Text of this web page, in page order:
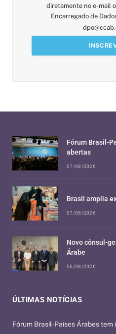
diretamente no e-mail
Encarregado de
ÚLTIMAS NOTÍCIAS
Fórum Brasil-Países Árabes
Fórum Brasil-
abertas
07/08/2026
Brasil amplia
07/08/2026
Novo cônsul-
Árabe
06/08/2026